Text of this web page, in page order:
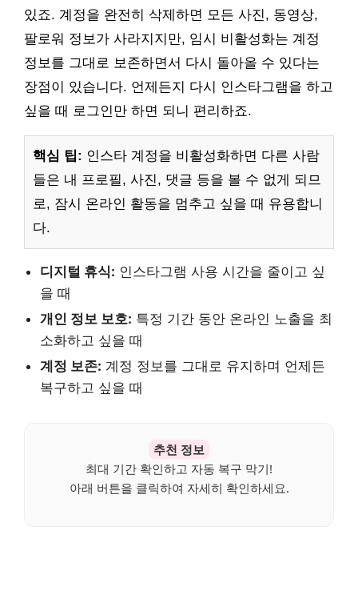
있죠. 계정을 완전히 삭제하면 모든 사진, 동영상,
팔로워 정보가 사라지지만, 임시 비활성화는 계정
정보를 그대로 보존하면서 다시 돌아올 수 있다는
장점이 있습니다. 언제든지 다시 인스타그램을 하고
싶을 때 로그인만 하면 되니 편리하죠.
핵심 팁: 인스타 계정을 비활성화하면 다른 사람
들은 내 프로필, 사진, 댓글 등을 볼 수 없게 되므
로, 잠시 온라인 활동을 멈추고 싶을 때 유용합니
다.
디지털 휴식: 인스타그램 사용 시간을 줄이고 싶
을 때
개인 정보 보호: 특정 기간 동안 온라인 노출을 최
소화하고 싶을 때
계정 보존: 계정 정보를 그대로 유지하며 언제든
복구하고 싶을 때
추천 정보
최대 기간 확인하고 자동 복구 막기!
아래 버튼을 클릭하여 자세히 확인하세요.